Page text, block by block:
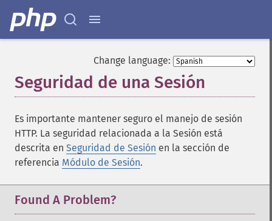
Change language:
Seguridad de una Sesión
Es importante mantener seguro el manejo de sesión
HTTP. La seguridad relacionada a la Sesión está
descrita en Seguridad de Sesión en la sección de
referencia Módulo de Sesión.
Found A Problem?